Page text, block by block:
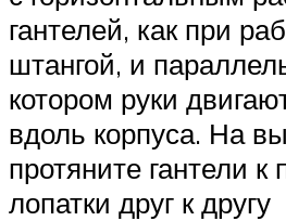
гантелей, как при
штангой, и
котором руки
вдоль корпуса. На
протяните гантели к
лопатки друг к другу